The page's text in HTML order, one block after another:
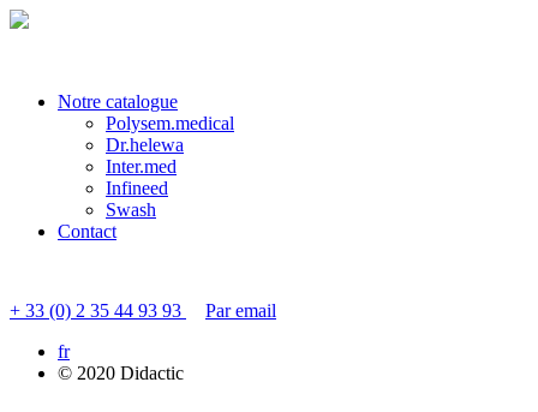
Notre catalogue
Polysem.medical
Dr.helewa
Inter.med
Infineed
Swash
Contact
+ 33 (0) 2 35 44 93 93
Par email
fr
© 2020 Didactic